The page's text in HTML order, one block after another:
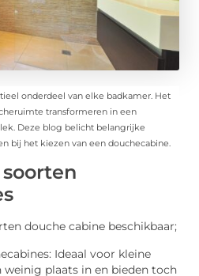
onderdeel van elke badkamer. Het
transformeren in een
Deze blog belicht belangrijke
bij het kiezen van een douchecabine.
douche cabine beschikbaar;
Ideaal voor kleine
weinig plaats in en bieden toch